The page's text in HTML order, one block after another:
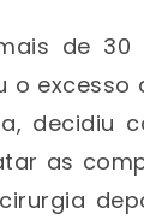
de
decidiu
as